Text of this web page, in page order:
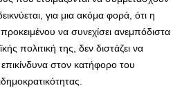
για μια ακόμα φορά, ότι η
να συνεχίσει ανεμπόδιστα
πολιτική της, δεν διστάζει να
επικίνδυνα στον κατήφορο του